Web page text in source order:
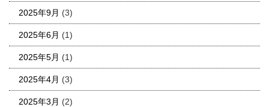
2025年9月 (3)
2025年6月 (1)
2025年5月 (1)
2025年4月 (3)
2025年3月 (2)